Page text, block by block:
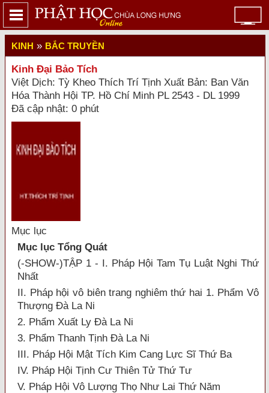
KINH » BẮC TRUYỀN
Kinh Đại Bảo Tích
Việt Dịch: Tỳ Kheo Thích Trí Tịnh Xuất Bản: Ban Văn
Hóa Thành Hội TP. Hồ Chí Minh PL 2543 - DL 1999
Đã cập nhật: 0 phút
Mục lục
Mục lục Tổng Quát
(-SHOW-)TẬP 1 - I. Pháp Hội Tam Tụ Luật Nghi Thứ
Nhất
II. Pháp hội vô biên trang nghiêm thứ hai 1. Phẩm Vô
Thượng Đà La Ni
2. Phẩm Xuất Ly Đà La Ni
3. Phẩm Thanh Tịnh Đà La Ni
III. Pháp Hội Mật Tích Kim Cang Lực Sĩ Thứ Ba
IV. Pháp Hội Tịnh Cư Thiên Tử Thứ Tư
V. Pháp Hội Vô Lượng Thọ Như Lai Thứ Năm